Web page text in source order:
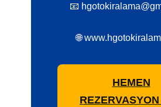
📧
🌐
HEMEN